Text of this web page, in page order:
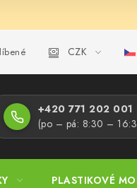
ochrany osobních údajů
CZK
+420 771 202 001​
(po – pá: 8:30 –
PLASTIKOVÉ